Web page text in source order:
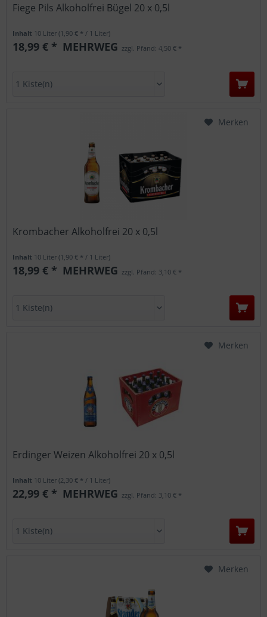
Fiege Pils Alkoholfrei Bügel 20 x 0,5l
Inhalt 10 Liter(1,90 € * / 1 Liter)
18,99 € * MEHRWEG zzgl. Pfand: 4,50 € *
Krombacher Alkoholfrei 20 x 0,5l
Inhalt 10 Liter(1,90 € * / 1 Liter)
18,99 € * MEHRWEG zzgl. Pfand: 3,10 € *
Merken
Erdinger Weizen Alkoholfrei 20 x 0,5l
Inhalt 10 Liter(2,30 € * / 1 Liter)
22,99 € * MEHRWEG zzgl. Pfand: 3,10 € *
Merken
Merken